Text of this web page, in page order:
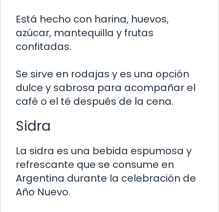
Está hecho con harina, huevos,
azúcar, mantequilla y frutas
confitadas.
Se sirve en rodajas y es una opción
dulce y sabrosa para acompañar el
café o el té después de la cena.
Sidra
La sidra es una bebida espumosa y
refrescante que se consume en
Argentina durante la celebración de
Año Nuevo.